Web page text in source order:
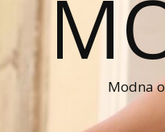
Modna